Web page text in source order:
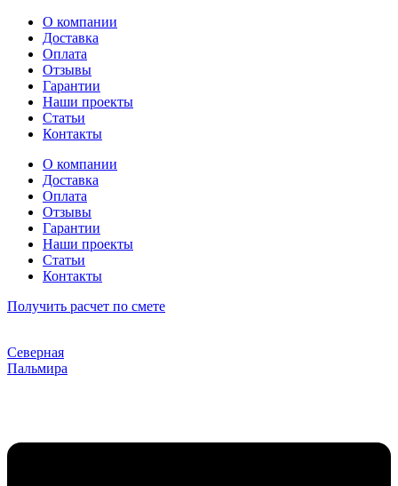
Перейти
содержимому
О компании
Доставка
Оплата
Отзывы
Гарантии
Наши проекты
Статьи
Контакты
О компании
Доставка
Оплата
Отзывы
Гарантии
Наши проекты
Статьи
Контакты
Получить расчет по смете
Северная
Пальмира